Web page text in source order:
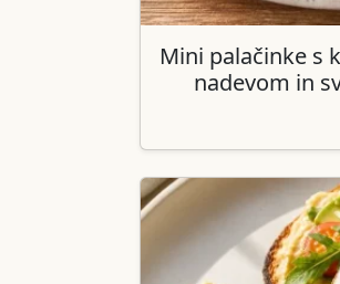
Mini palačinke s
nadevom in